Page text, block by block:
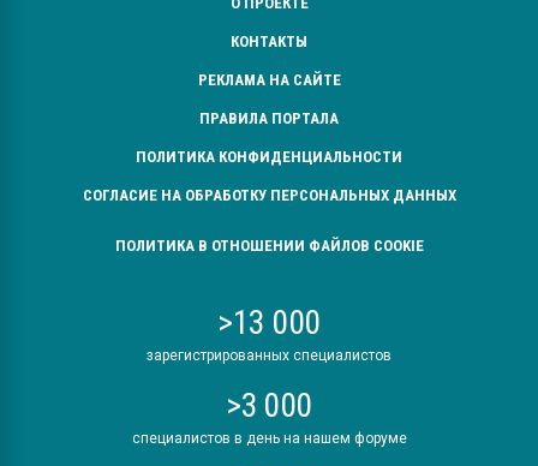
КОНТАКТЫ
РЕКЛАМА НА САЙТЕ
ПРАВИЛА ПОРТАЛА
ПОЛИТИКА КОНФИДЕНЦИАЛЬНОСТИ
СОГЛАСИЕ НА ОБРАБОТКУ ПЕРСОНАЛЬНЫХ ДАННЫХ
ПОЛИТИКА В ОТНОШЕНИИ ФАЙЛОВ COOKIE
>13 000
зарегистрированных специалистов
>3 000
специалистов в день на нашем форуме